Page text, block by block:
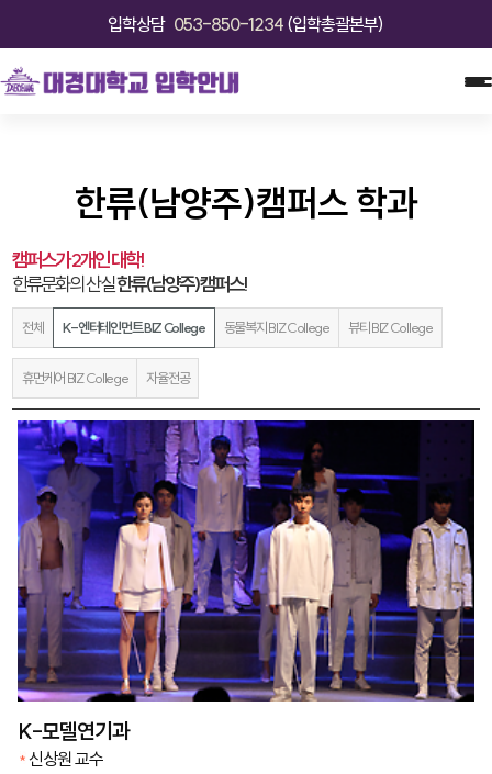
입학상담 053-850-1234 (입학총괄본부)
한류(남양주)캠퍼스 학과
캠퍼스가 2개인 대학!
한류문화의 산실한류(남양주)캠퍼스!
전체 K-엔터테인먼트 BIZ College 동물복지 BIZ College 뷰티 BIZ College
휴먼케어 BIZ College 자율전공
K-모델연기과
신상원 교수